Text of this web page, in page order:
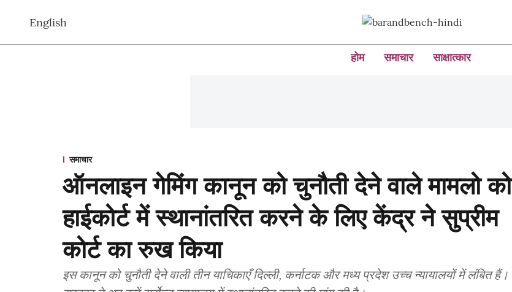
English
होम समाचार साक्षात्कार
समाचार
ऑनलाइन गेमिंग कानून को चुनौती देने वाले मामलो को
हाईकोर्ट में स्थानांतरित करने के लिए केंद्र ने सुप्रीम
कोर्ट का रुख किया
इस कानून को चुनौती देने वाली तीन याचिकाएँ दिल्ली, कर्नाटक और मध्य प्रदेश उच्च न्यायालयों में लंबित हैं।